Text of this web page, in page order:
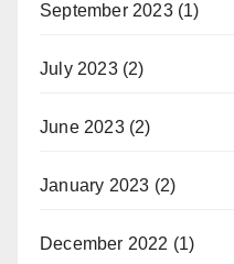
September 2023(1)
July 2023(2)
June 2023(2)
January 2023 (2)
December 2022 (1)